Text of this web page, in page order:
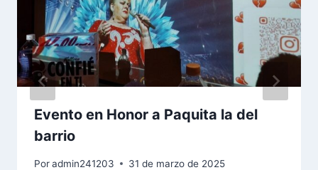
Evento en Honor a Paquita la del
barrio
Poradmin241203 31 de marzo de 2025